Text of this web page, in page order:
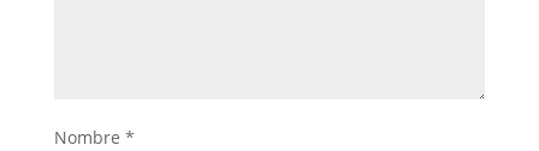
Nombre *